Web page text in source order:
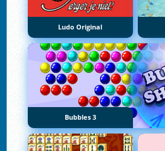
Ludo Original
Bubbles 3